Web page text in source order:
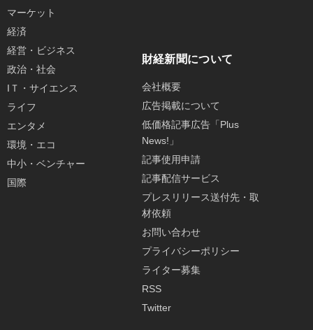
マーケット
経済
経営・ビジネス
政治・社会
IＴ・サイエンス
ライフ
エンタメ
環境・エコ
中小・ベンチャー
国際
財経新聞について
会社概要
広告掲載について
低価格記事広告「Plus
News!」
記事使用申請
記事配信サービス
プレスリリース送付先・取
材依頼
お問い合わせ
プライバシーポリシー
ライター募集
RSS
Twitter